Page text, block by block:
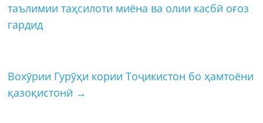
таълимии таҳсилоти миёна ва олии касбӣ оғоз
гардид
Вохӯрии Гурӯҳи кории Тоҷикистон бо ҳамтоёни
қазоқистонӣ →